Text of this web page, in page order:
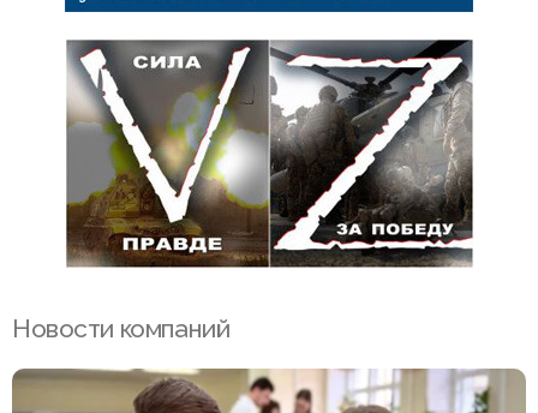
Новости компаний